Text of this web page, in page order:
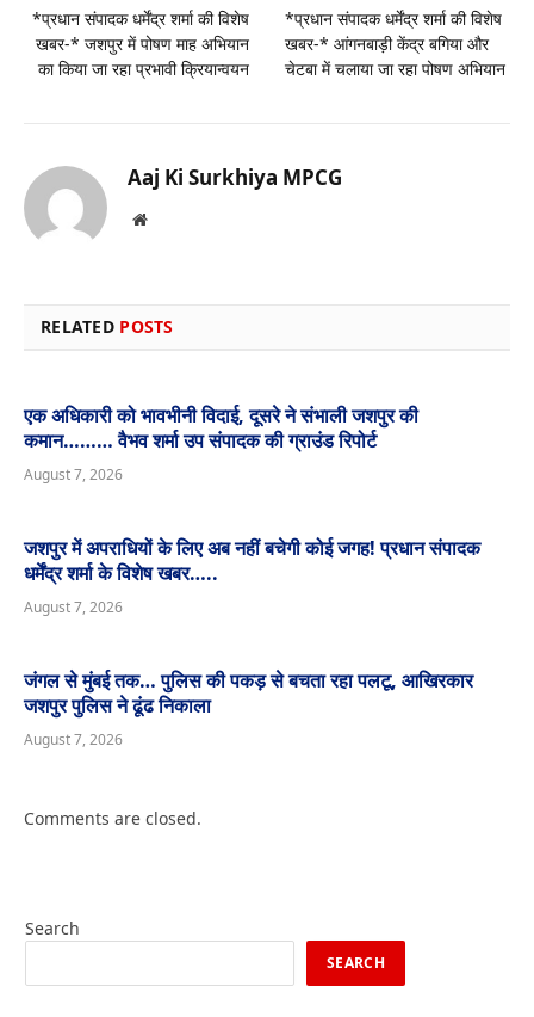
*प्रधान संपादक धर्मेंद्र शर्मा की विशेष
खबर-* जशपुर में पोषण माह अभियान
का किया जा रहा प्रभावी क्रियान्वयन
*प्रधान संपादक धर्मेंद्र शर्मा की विशेष
खबर-* आंगनबाड़ी केंद्र बगिया और
चेटबा में चलाया जा रहा पोषण अभियान
Aaj Ki Surkhiya MPCG
Website
RELATED POSTS
एक अधिकारी को भावभीनी विदाई, दूसरे ने संभाली जशपुर की
कमान……… वैभव शर्मा उप संपादक की ग्राउंड रिपोर्ट
August 7, 2026
जशपुर में अपराधियों के लिए अब नहीं बचेगी कोई जगह! प्रधान संपादक
धर्मेंद्र शर्मा के विशेष खबर…..
August 7, 2026
जंगल से मुंबई तक… पुलिस की पकड़ से बचता रहा पलटू, आखिरकार
जशपुर पुलिस ने ढूंढ निकाला
August 7, 2026
Comments are closed.
Search
SEARCH